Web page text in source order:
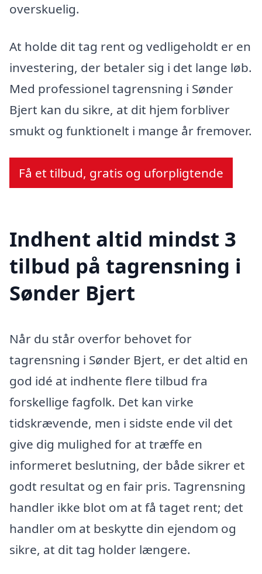
overskuelig.
At holde dit tag rent og vedligeholdt er en
investering, der betaler sig i det lange løb.
Med professionel tagrensning i Sønder
Bjert kan du sikre, at dit hjem forbliver
smukt og funktionelt i mange år fremover.
Få et tilbud, gratis og uforpligtende
Indhent altid mindst 3
tilbud på tagrensning i
Sønder Bjert
Når du står overfor behovet for
tagrensning i Sønder Bjert, er det altid en
god idé at indhente flere tilbud fra
forskellige fagfolk. Det kan virke
tidskrævende, men i sidste ende vil det
give dig mulighed for at træffe en
informeret beslutning, der både sikrer et
godt resultat og en fair pris. Tagrensning
handler ikke blot om at få taget rent; det
handler om at beskytte din ejendom og
sikre, at dit tag holder længere.